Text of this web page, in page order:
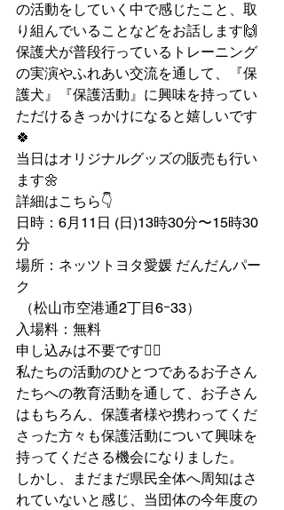
の活動をしていく中で感じたこと、取
り組んでいることなどをお話します🙌
保護犬が普段行っているトレーニング
の実演やふれあい交流を通して、『保
護犬』『保護活動』に興味を持ってい
ただけるきっかけになると嬉しいです
🍀
当日はオリジナルグッズの販売も行い
ます🌼
詳細はこちら👇
日時：6月11日 (日)13時30分〜15時30
分
場所：ネッツトヨタ愛媛 だんだんパー
ク
（松山市空港通2丁目6ｰ33）
入場料：無料
申し込みは不要です🙆‍♀️
私たちの活動のひとつであるお子さん
たちへの教育活動を通して、お子さん
はもちろん、保護者様や携わってくだ
さった方々も保護活動について興味を
持ってくださる機会になりました。
しかし、まだまだ県民全体へ周知はさ
れていないと感じ、当団体の今年度の